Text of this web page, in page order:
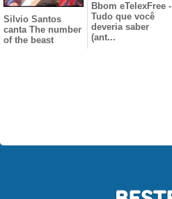
Silvio Santos
canta The number
of the beast
Bbom eTelexFree -
Tudo que você
deveria saber
(ant...